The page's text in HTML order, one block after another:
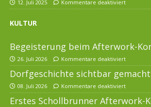
12. Juli 2025 Kommentare deaktiviert
KULTUR
Begeisterung beim Afterwork-
26. Juli 2026 Kommentare deaktiviert
Dorfgeschichte sichtbar gemacht
08. Juli 2026 Kommentare deaktiviert
Erstes Schollbrunner Afterwork-